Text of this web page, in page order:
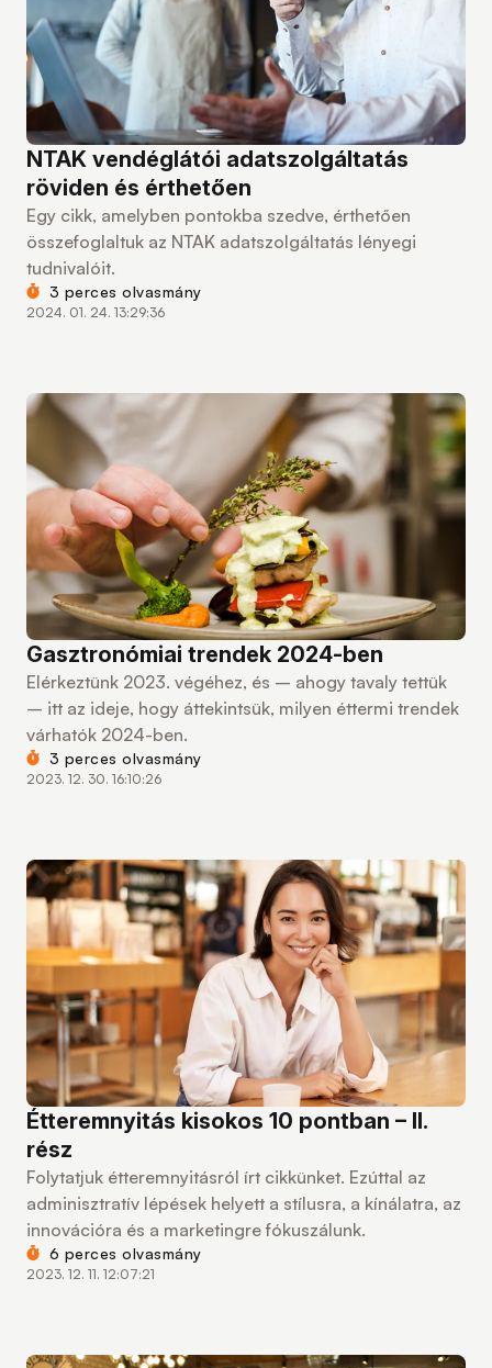
NTAK vendéglátói adatszolgáltatás
röviden és érthetően
Egy cikk, amelyben pontokba szedve, érthetően
összefoglaltuk az NTAK adatszolgáltatás lényegi
tudnivalóit.
3 perces olvasmány
2024. 01. 24. 13:29:36
Gasztronómiai trendek 2024-ben
Elérkeztünk 2023. végéhez, és – ahogy tavaly tettük
– itt az ideje, hogy áttekintsük, milyen éttermi trendek
várhatók 2024-ben.
3 perces olvasmány
2023. 12. 30. 16:10:26
Étteremnyitás kisokos 10 pontban – II.
rész
Folytatjuk étteremnyitásról írt cikkünket. Ezúttal az
adminisztratív lépések helyett a stílusra, a kínálatra, az
innovációra és a marketingre fókuszálunk.
6 perces olvasmány
2023. 12. 11. 12:07:21